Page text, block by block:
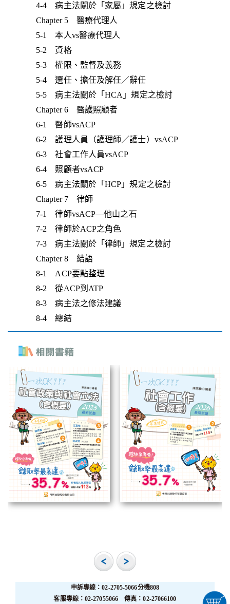
4-4 病主法關於「家屬」規定之檢討
Chapter 5 醫療代理人
5-1 本人vs醫療代理人
5-2 資格
5-3 權限、監督及義務
5-4 選任、擔任及解任／辭任
5-5 病主法關於「HCA」規定之檢討
Chapter 6 醫護照顧者
6-1 醫師vsACP
6-2 護理人員（護理師／護士）vsACP
6-3 社會工作人員vsACP
6-4 照顧者vsACP
6-5 病主法關於「HCP」規定之檢討
Chapter 7 律師
7-1 律師vsACP—他山之石
7-2 律師於ACP之角色
7-3 病主法關於「律師」規定之檢討
Chapter 8 結語
8-1 ACP要點整理
8-2 從ACP到ATP
8-3 病主法之修法建議
8-4 總結
申訴專線：02-2705-5066分機808
客服專線：02-27055066 傳真：02-27066100